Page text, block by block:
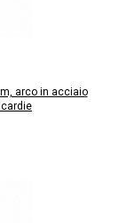
arco in acciaio